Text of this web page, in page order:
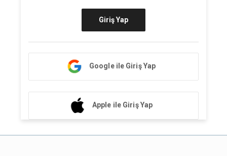
Giriş Yap
Google ile Giriş Yap
Apple ile Giriş Yap